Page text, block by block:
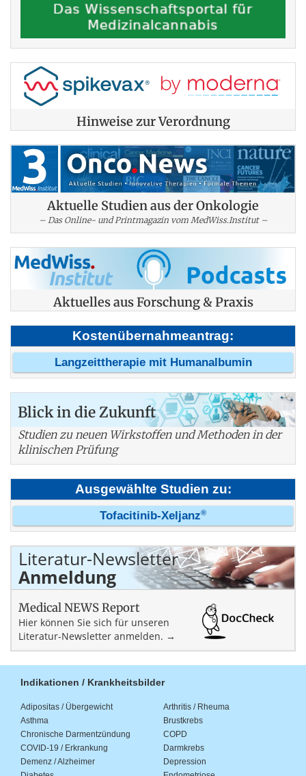
Hinweise zur Verordnung
Aktuelle Studien aus der Onkologie
– Das Online- und Printmagazin vom MedWiss.Institut –
Aktuelles aus Forschung & Praxis
Kostenübernahmeantrag:
Langzeittherapie mit Humanalbumin
Blick in die Zukunft
Studien zu neuen Wirkstoffen und Methoden in der
klinischen Prüfung
Ausgewählte Studien zu:
Tofacitinib-Xeljanz®
Literatur-Newsletter
Anmeldung
Medical NEWS Report
Hier können Sie sich für unseren
Literatur-Newsletter anmelden. →
Indikationen / Krankheitsbilder
Adipositas / Übergewicht
Arthritis / Rheuma
Asthma
Brustkrebs
Chronische Darmentzündung
COPD
COVID-19 / Erkrankung
Darmkrebs
Demenz / Alzheimer
Depression